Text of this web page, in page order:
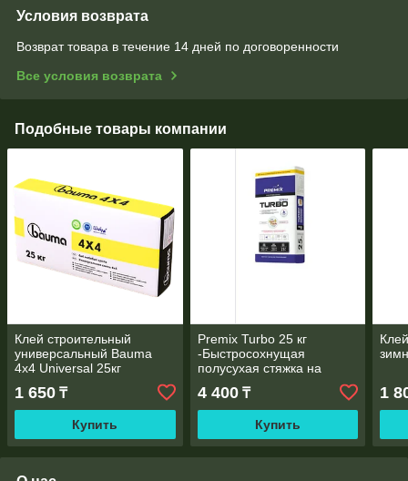
Условия возврата
Возврат товара в течение 14 дней по договоренности
Все условия возврата
Подобные товары компании
Клей строительный
универсальный Bauma
4x4 Universal 25кг
1 650 ₸
Купить
Premix Turbo 25 кг
-Быстросохнущая
полусухая стяжка на
цементном вяжущем с
контролируемой усадкой
4 400₸
Купить
1